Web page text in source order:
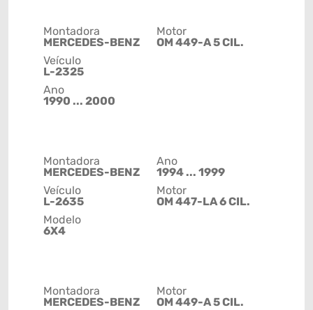
Montadora
MERCEDES-BENZ
Veículo
L-2325
Ano
1990 ... 2000
Motor
OM 449-A 5 CIL.
Montadora
MERCEDES-BENZ
Veículo
L-2635
Modelo
6X4
Ano
1994 ... 1999
Motor
OM 447-LA 6 CIL.
Montadora
MERCEDES-BENZ
Motor
OM 449-A 5 CIL.